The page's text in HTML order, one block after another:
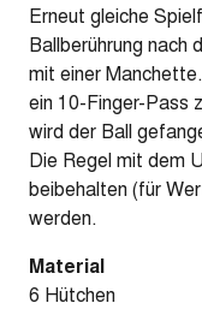
Erneut gleiche
Ballberührung nach
mit einer
ein 10-Finger-Pass
wird der Ball
Die Regel mit dem
beibehalten (für
werden.
Material
6 Hütchen